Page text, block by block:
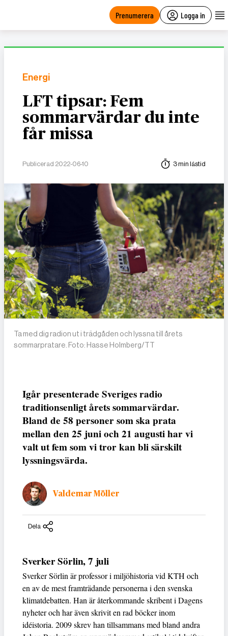
Prenumerera Logga in
Energi
LFT tipsar: Fem
sommarvärdar du inte
får missa
Publicerad 2022-06-10 3 min lästid
Ta med dig radion ut i trädgåden och lyssna till årets
sommarpratare. Foto: Hasse Holmberg/TT
Igår presenterade Sveriges radio
traditionsenligt årets sommarvärdar.
Bland de 58 personer som ska prata
mellan den 25 juni och 21 augusti har vi
valt ut fem som vi tror kan bli särskilt
lyssningsvärda.
Valdemar Möller
Dela
Sverker Sörlin, 7 juli
Sverker Sörlin är professor i miljöhistoria vid KTH och
en av de mest framträdande personerna i den svenska
klimatdebatten. Han är återkommande skribent i Dagens
nyheter och har även skrivit en rad böcker inom
idéistoria. 2009 skrev han tillsammans med bland andra